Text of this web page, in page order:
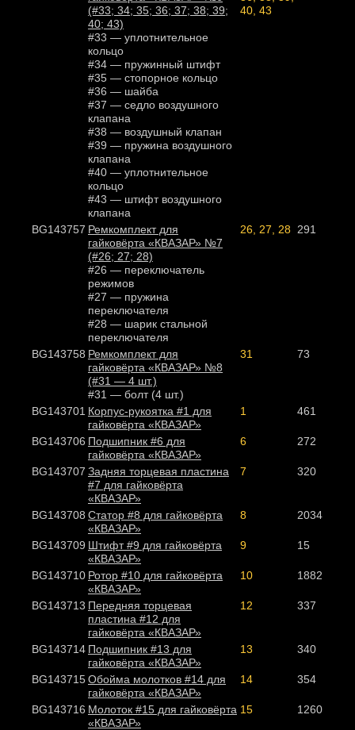
(#33; 34; 35; 36; 37; 38; 39;
40; 43)
#33 — уплотнительное
кольцо
#34 — пружинный штифт
#35 — стопорное кольцо
#36 — шайба
#37 — седло воздушного
клапана
#38 — воздушный клапан
#39 — пружина воздушного
клапана
#40 — уплотнительное
кольцо
#43 — штифт воздушного
клапана
40, 43
BG143757 Ремкомплект для
гайковёрта «КВАЗАР» №7
(#26; 27; 28)
#26 — переключатель
режимов
#27 — пружина
переключателя
#28 — шарик стальной
переключателя
26, 27, 28 291
BG143758 Ремкомплект для
гайковёрта «КВАЗАР» №8
(#31 — 4 шт.)
#31 — болт (4 шт.)
31 73
BG143701 Корпус-рукоятка #1 для
гайковёрта «КВАЗАР»
1 461
BG143706 Подшипник #6 для
гайковёрта «КВАЗАР»
6 272
BG143707 Задняя торцевая пластина
#7 для гайковёрта
«КВАЗАР»
7 320
BG143708 Статор #8 для гайковёрта
«КВАЗАР»
8 2034
BG143709 Штифт #9 для гайковёрта
«КВАЗАР»
9 15
BG143710 Ротор #10 для гайковёрта
«КВАЗАР»
10 1882
BG143713 Передняя торцевая
пластина #12 для
гайковёрта «КВАЗАР»
12 337
BG143714 Подшипник #13 для
гайковёрта «КВАЗАР»
13 340
BG143715Обойма молотков #14 для
гайковёрта «КВАЗАР»
14 354
BG143716 Молоток #15 для гайковёрта
«КВАЗАР»
15 1260